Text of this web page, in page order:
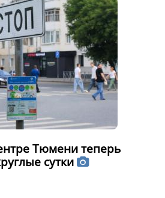
Тюмени теперь
сутки